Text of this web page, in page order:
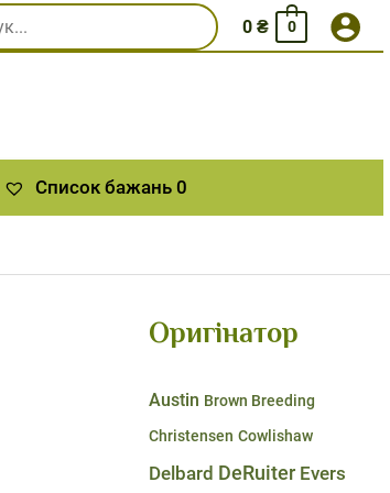
0₴ 0
Список бажань 0
Оригінатор
Austin Brown Breeding
Christensen Cowlishaw
Delbard DeRuiter Evers